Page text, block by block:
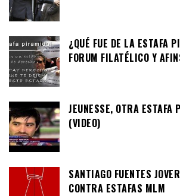
¿QUÉ FUE DE LA ESTAFA
FORUM FILATÉLICO Y
JEUNESSE, OTRA ESTAFA
(VIDEO)
SANTIAGO FUENTES
CONTRA ESTAFAS MLM